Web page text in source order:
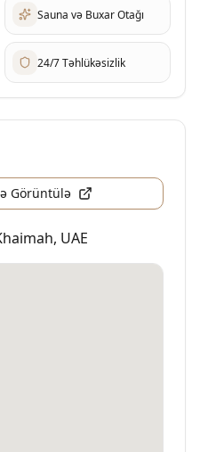
Sauna və Buxar Otağı
24/7 Təhlükəsizlik
Görüntülə
, UAE